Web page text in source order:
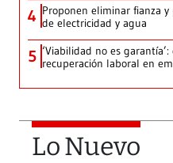
4 Proponen eliminar fianza
de electricidad y agua
5 ‘Viabilidad no es
recuperación laboral en
Lo Nuevo